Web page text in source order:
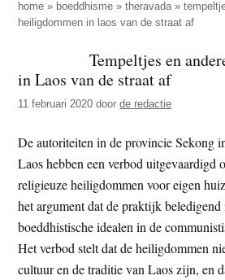
p
d
z
e
i
t
e
n
n
d
z
e
s
i
t
e
home » boeddhisme »theravada »
heiligdommen in laos van de straat af
Tempeltjes en
in Laos van de straat af
11 februari 2020 doorde redactie
De autoriteiten in de provincie Sekong
Laos hebben een verbod uitgevaardigd
religieuze heiligdommen voor eigen
het argument dat de praktijk beledigend
boeddhistische idealen in de
Het verbod stelt dat de heiligdommen
cultuur en de traditie van Laos zijn, en